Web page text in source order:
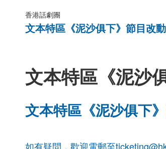
香港話劇團
文本特區《泥沙俱下》節目改
文本特區《泥沙
文本特區《泥沙俱下
如有疑問，歡迎電郵至